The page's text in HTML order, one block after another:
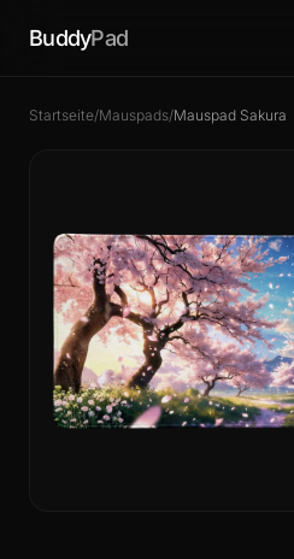
BuddyPad
Startseite/Mauspads/Mauspad Sakura